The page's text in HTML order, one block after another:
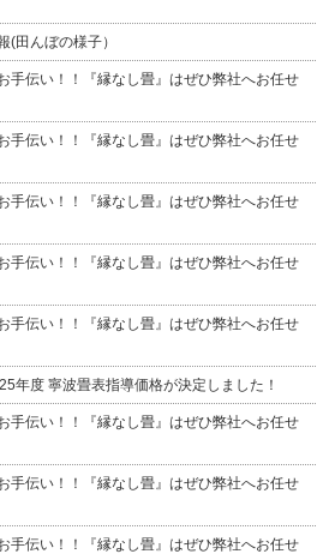
(田んぼの様子）
手伝い！！『縁なし畳』はぜひ弊社へお任せ
手伝い！！『縁なし畳』はぜひ弊社へお任せ
手伝い！！『縁なし畳』はぜひ弊社へお任せ
手伝い！！『縁なし畳』はぜひ弊社へお任せ
手伝い！！『縁なし畳』はぜひ弊社へお任せ
年度 寧波畳表指導価格が決定しました！
手伝い！！『縁なし畳』はぜひ弊社へお任せ
手伝い！！『縁なし畳』はぜひ弊社へお任せ
手伝い！！『縁なし畳』はぜひ弊社へお任せ